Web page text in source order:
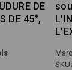
DE
DE 45°,